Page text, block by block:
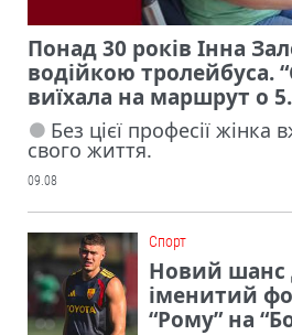
Понад 30 років Інна
водійкою тролейбуса.
виїхала на маршрут о
Без цієї професії жінка
свого життя.
09.08
Cпорт
Новий шанс
іменитий
“Рому” на